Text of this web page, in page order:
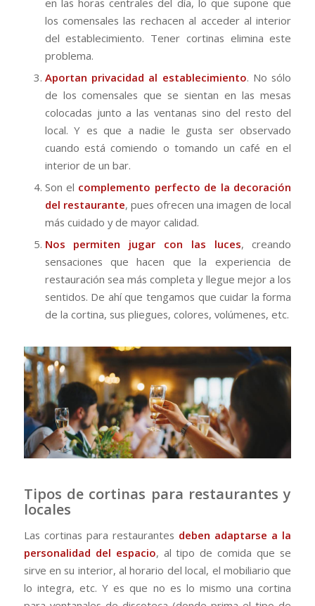
los comensales las rechacen al acceder al interior
del establecimiento. Tener cortinas elimina este
problema.
Aportan privacidad al establecimiento. No sólo
de los comensales que se sientan en las mesas
colocadas junto a las ventanas sino del resto del
local. Y es que a nadie le gusta ser observado
cuando está comiendo o tomando un café en el
interior de un bar.
Son el complemento perfecto de la decoración
del restaurante, pues ofrecen una imagen de local
más cuidado y de mayor calidad.
Nos permiten jugar con las luces, creando
sensaciones que hacen que la experiencia de
restauración sea más completa y llegue mejor a los
sentidos. De ahí que tengamos que cuidar la forma
de la cortina, sus pliegues, colores, volúmenes, etc.
Tipos de cortinas para restaurantes y
locales
Las cortinas para restaurantes deben adaptarse a la
personalidad del espacio, al tipo de comida que se
sirve en su interior, al horario del local, el mobiliario que
lo integra, etc. Y es que no es lo mismo una cortina